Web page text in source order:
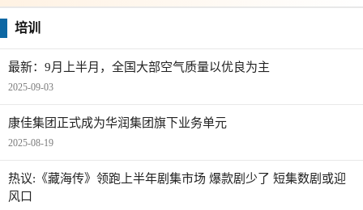
培训
最新：9月上半月，全国大部空气质量以优良为主
2025-09-03
康佳集团正式成为华润集团旗下业务单元
2025-08-19
热议:《藏海传》领跑上半年剧集市场 爆款剧少了 短集数剧或迎
风口